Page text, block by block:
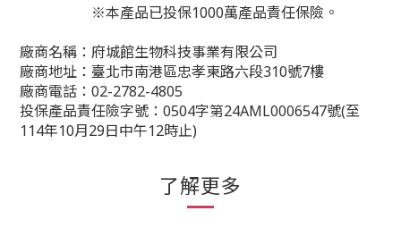
※本產品已投保1000萬產品責任保險。
廠商名稱：府城館生物科技事業有限公司
廠商地址：臺北市南港區忠孝東路六段310號7樓
廠商電話：02-2782-4805
投保產品責任險字號：0504字第24AML0006547號(至
114年10月29日中午12時止)
了解更多